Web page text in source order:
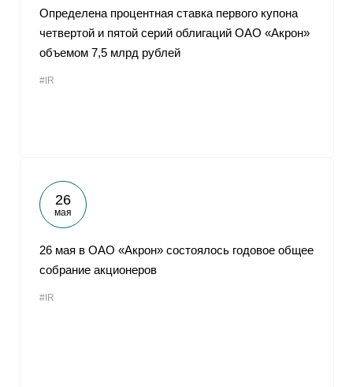
Определена процентная ставка первого купона
четвертой и пятой серий облигаций ОАО «Акрон»
объемом 7,5 млрд рублей
#IR
26
мая
26 мая в ОАО «Акрон» состоялось годовое общее
собрание акционеров
#IR